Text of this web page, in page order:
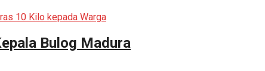
Bulog Madura